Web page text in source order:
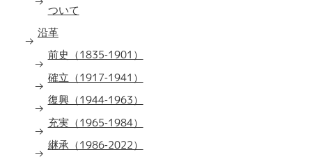
ついて
沿革
前史（1835-1901）
確立（1917-1941）
復興（1944-1963）
充実（1965-1984）
継承（1986-2022）